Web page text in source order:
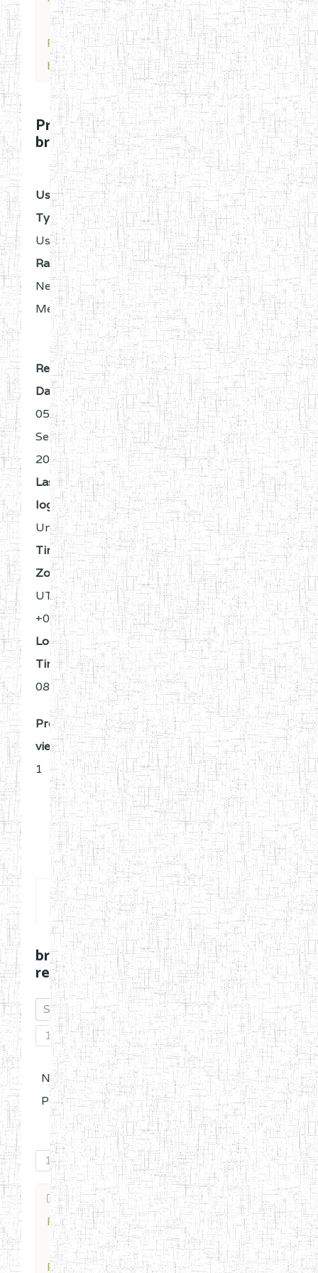
Profile for
brigettelogan026
Profile for
brigettelogan026
OFFLINE
User
Type:
User
Rank:
New
Member
Register
Date:
05
Sep
2024
Last
login:
Unknown
Time
Zone:
UTC
+0:00
Local
Time:
08:16
Profile
views:
1
Posts
brigettelogan026's
recent posts
1
No
Posts
1
Forum
Profile for